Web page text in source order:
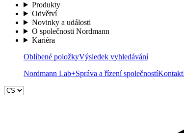
Produkty
Odvětví
Novinky a události
O společnosti Nordmann
Kariéra
Oblíbené položkyVýsledek vyhledávání
Nordmann Lab+Správa a řízení společnostíKontakt